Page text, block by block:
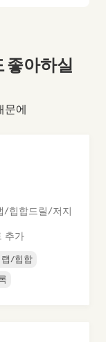
좋아하실
문에
/힙합드릴/저지
추가
랩/힙합